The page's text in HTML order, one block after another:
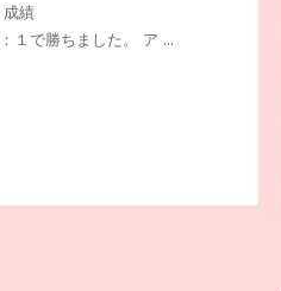
成績
１で勝ちました。 ア ...